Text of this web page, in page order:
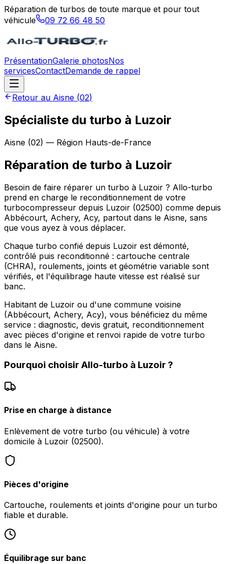
Réparation de turbos de toute marque et pour tout
véhicule
09 72 66 48 50
PrésentationGalerie photosNos
servicesContactDemande de rappel
Retour au Aisne (02)
Spécialiste du turbo à Luzoir
Aisne (02) — Région Hauts-de-France
Réparation de turbo à Luzoir
Besoin de faire réparer un turbo à Luzoir ? Allo-turbo
prend en charge le reconditionnement de votre
turbocompresseur depuis Luzoir (02500) comme depuis
Abbécourt, Achery, Acy, partout dans le Aisne, sans
que vous ayez à vous déplacer.
Chaque turbo confié depuis Luzoir est démonté,
contrôlé puis reconditionné : cartouche centrale
(CHRA), roulements, joints et géométrie variable sont
vérifiés, et l'équilibrage haute vitesse est réalisé sur
banc.
Habitant de Luzoir ou d'une commune voisine
(Abbécourt, Achery, Acy), vous bénéficiez du même
service : diagnostic, devis gratuit, reconditionnement
avec pièces d'origine et renvoi rapide de votre turbo
dans le Aisne.
Pourquoi choisir Allo-turbo à Luzoir ?
Prise en charge à distance
Enlèvement de votre turbo (ou véhicule) à votre
domicile à Luzoir (02500).
Pièces d'origine
Cartouche, roulements et joints d'origine pour un turbo
fiable et durable.
Équilibrage sur banc